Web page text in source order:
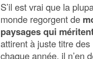
S’il est vrai que la
monde regorgent de
paysages qui
attirent à juste titre
chaque année, il n’en